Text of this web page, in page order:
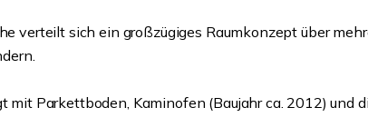
verteilt sich ein großzügiges Raumkonzept über
mit Parkettboden, Kaminofen (Baujahr ca. 2012) und